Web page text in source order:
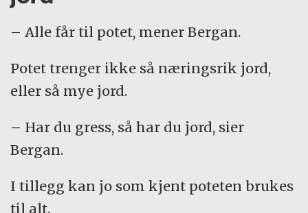
– Alle får til potet, mener Bergan.
Potet trenger ikke så næringsrik jord,
eller så mye jord.
– Har du gress, så har du jord, sier
Bergan.
I tillegg kan jo som kjent poteten brukes
til alt.